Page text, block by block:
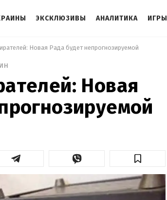
ЭКСКЛЮЗИВЫ АНАЛИТИКА ИГРЫ
Новая Рада будет непрогнозируемой
Новая